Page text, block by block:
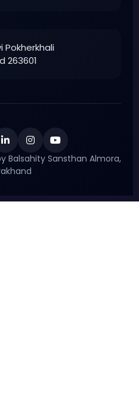
Pokherkhali
263601
Balsahity Sansthan Almora,